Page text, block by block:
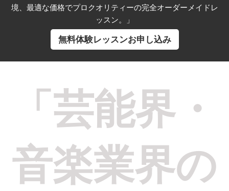
境、最適な価格でプロクオリティーの完全オーダーメイドレ
ッスン。」
無料体験レッスンお申し込み
「芸能界・
音楽業界の